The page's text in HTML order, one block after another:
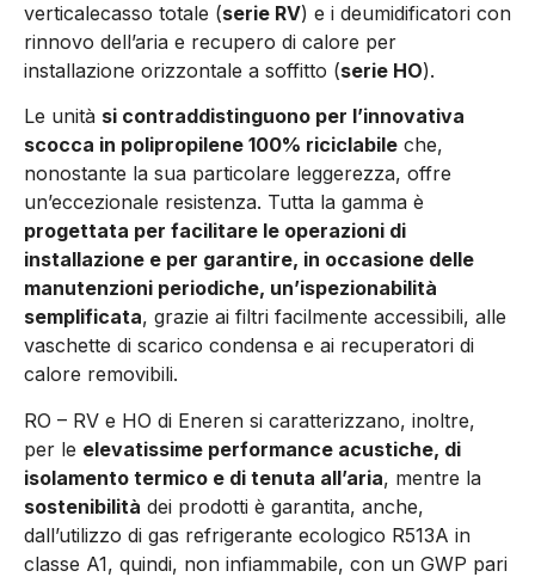
verticalecasso totale (serie RV) e i deumidificatori con
rinnovo dell’aria e recupero di calore per
installazione orizzontale a soffitto (serie HO).
Le unità si contraddistinguono per l’innovativa
scocca in polipropilene 100% riciclabile che,
nonostante la sua particolare leggerezza, offre
un’eccezionale resistenza. Tutta la gamma è
progettata per facilitare le operazioni di
installazione e per garantire, in occasione delle
manutenzioni periodiche, un’ispezionabilità
semplificata, grazie ai filtri facilmente accessibili, alle
vaschette di scarico condensa e ai recuperatori di
calore removibili.
RO – RV e HO di Eneren si caratterizzano, inoltre,
per le elevatissime performance acustiche, di
isolamento termico e di tenuta all’aria, mentre la
sostenibilità dei prodotti è garantita, anche,
dall’utilizzo di gas refrigerante ecologico R513A in
classe A1, quindi, non infiammabile, con un GWP pari